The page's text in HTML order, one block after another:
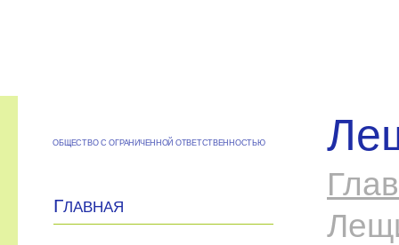
ОБЩЕСТВО С ОГРАНИЧЕННОЙ ОТВЕТСТВЕННОСТЬЮ
ГЛАВНАЯ